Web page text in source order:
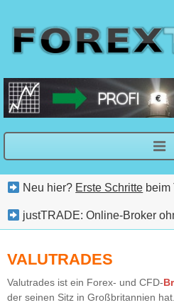
Neu hier? Erste Schritte beim
justTRADE: Online-Broker
VALUTRADES
Valutrades ist ein Forex- und CFD-
der seinen Sitz in Großbritannien